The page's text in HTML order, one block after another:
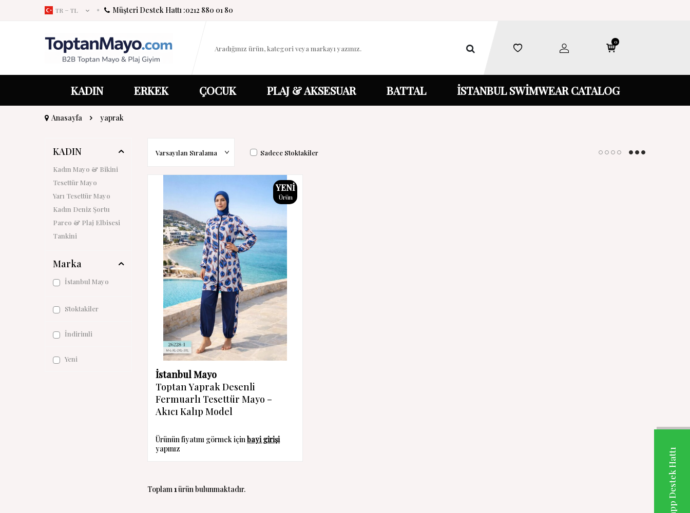
TR − TL Müşteri Destek Hattı :0212 880 01 80
0
KADIN ERKEK ÇOCUK PLAJ & AKSESUAR BATTAL İSTANBUL SWİMWEAR CATALOG
Anasayfa yaprak
KADIN
Kadın Mayo & Bikini
Tesettür Mayo
Yarı Tesettür Mayo
Kadın Deniz Şortu
Pareo & Plaj Elbisesi
Tankini
Marka
İstanbul Mayo
Stoktakiler
İndirimli
Yeni
Sadece Stoktakiler
YENI
Ürün
İstanbul Mayo
Toptan Yaprak Desenli
Fermuarlı Tesettür Mayo –
Akıcı Kalıp Model
Ürünün fiyatını görmek için bayi girişi
yapınız
Toplam 1ürün bulunmaktadır.